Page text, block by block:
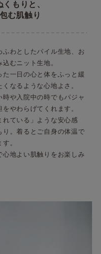
もりと、
む肌触り
わとしたパイル生地、お
むニット生地。
一日の心と体をふっと緩
なるような心地よさ。
や入院中の時でもパジャ
やわらげてくれます。
れている」ような安心感
り。着るとご自身の体温で
。
地よい肌触りをお楽しみ